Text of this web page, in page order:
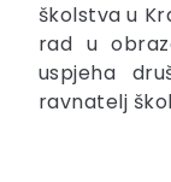
školstva u
rad u
uspjeha
ravnatelj